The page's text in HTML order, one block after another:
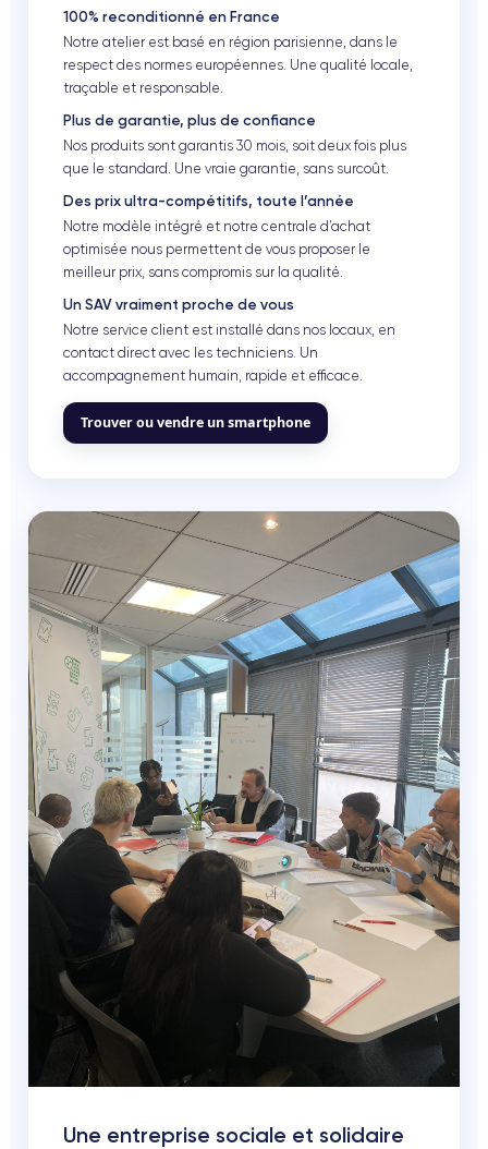
100% reconditionné en France
Notre atelier est basé en région parisienne, dans le
respect des normes européennes. Une qualité locale,
traçable et responsable.
Plus de garantie, plus de confiance
Nos produits sont garantis 30 mois, soit deux fois plus
que le standard. Une vraie garantie, sans surcoût.
Des prix ultra-compétitifs, toute l’année
Notre modèle intégré et notre centrale d’achat
optimisée nous permettent de vous proposer le
meilleur prix, sans compromis sur la qualité.
Un SAV vraiment proche de vous
Notre service client est installé dans nos locaux, en
contact direct avec les techniciens. Un
accompagnement humain, rapide et efficace.
Trouver ou vendre un smartphone
Une entreprise sociale et solidaire